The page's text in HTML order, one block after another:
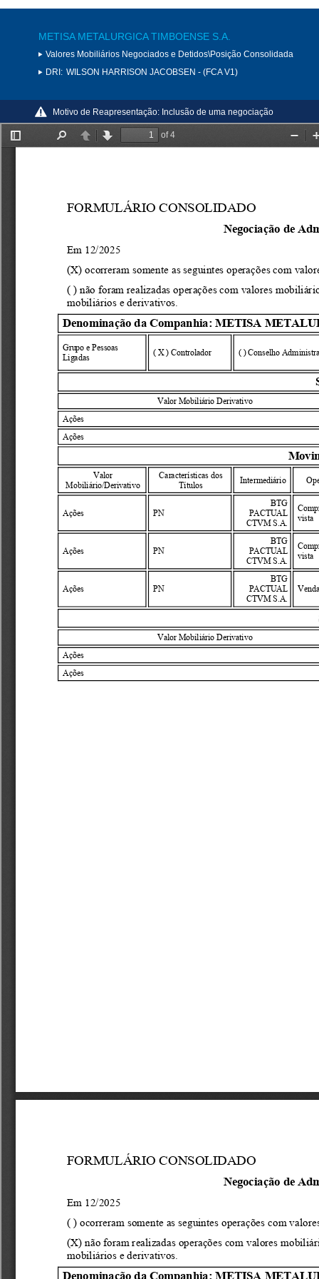
METISA METALURGICA TIMBOENSE S.A.
Valores Mobiliários Negociados e Detidos\Posição Consolidada
DRI: WILSON HARRISON JACOBSEN - (FCA V1)
Motivo de Reapresentação: Inclusão de uma negociação